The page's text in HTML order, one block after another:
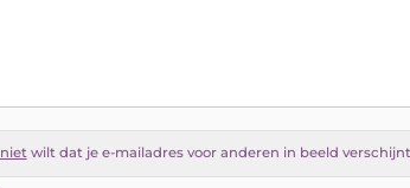
nietwilt dat je e-mailadres voor anderen in beeld verschijnt